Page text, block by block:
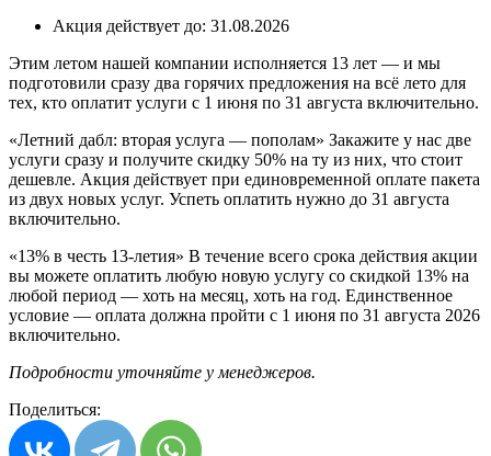
Акция действует до: 31.08.2026
Этим летом нашей компании исполняется 13 лет — и мы
подготовили сразу два горячих предложения на всё лето для
тех, кто оплатит услуги с 1 июня по 31 августа включительно.
«Летний дабл: вторая услуга — пополам» Закажите у нас две
услуги сразу и получите скидку 50% на ту из них, что стоит
дешевле. Акция действует при единовременной оплате пакета
из двух новых услуг. Успеть оплатить нужно до 31 августа
включительно.
«13% в честь 13-летия» В течение всего срока действия акции
вы можете оплатить любую новую услугу со скидкой 13% на
любой период — хоть на месяц, хоть на год. Единственное
условие — оплата должна пройти с 1 июня по 31 августа 2026
включительно.
Подробности уточняйте у менеджеров.
Поделиться: